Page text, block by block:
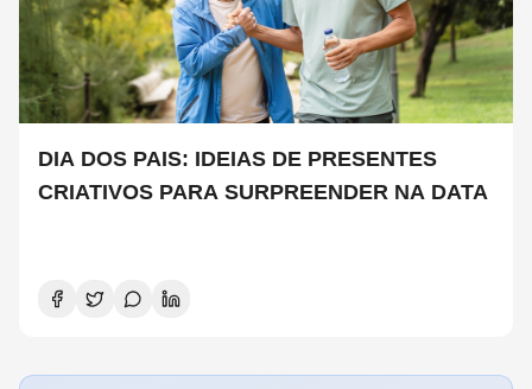
DIA DOS PAIS: IDEIAS DE PRESENTES
CRIATIVOS PARA SURPREENDER NA DATA